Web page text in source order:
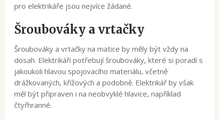
pro elektrikáře jsou nejvíce žádané.
Šroubováky a vrtačky
Šroubováky a vrtačky na matice by měly být vždy na
dosah. Elektrikáři potřebují šroubováky, které si poradí s
jakoukoli hlavou spojovacího materiálu, včetně
drážkovaných, křížových a podobně. Elektrikář by však
měl být připraven i na neobvyklé hlavice, například
čtyřhranné.